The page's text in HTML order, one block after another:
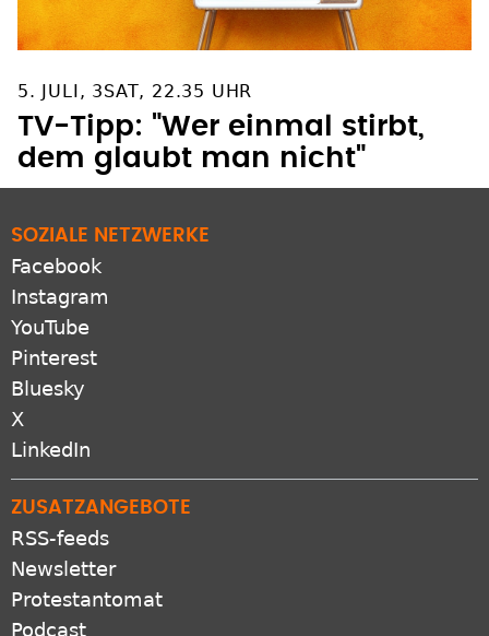
5. JULI, 3SAT, 22.35 UHR
TV-Tipp: "Wer einmal stirbt,
dem glaubt man nicht"
SOZIALE NETZWERKE
Facebook
Instagram
YouTube
Pinterest
Bluesky
X
LinkedIn
ZUSATZANGEBOTE
RSS-feeds
Newsletter
Protestantomat
Podcast